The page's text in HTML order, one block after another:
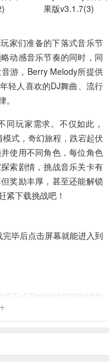
家们准备的下落式音乐节
动感音乐节奏的同时，同
游，Berry Melody所提供
轻人喜欢的DJ舞曲、流行
同玩家需求。不仅如此，
式，奇幻旅程，跌宕起伏
使用不同角色，每位角色
索剧情，挑战音乐关卡有
奖励丰厚，甚至还能解锁
紧下载挑战吧！
毕后点击屏幕就能进入到
正式开始游戏探索剧情发
家需要根据音符的类型来